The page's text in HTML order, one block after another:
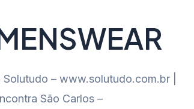
Solutudo – www.solutudo.com.br |
São Carlos –